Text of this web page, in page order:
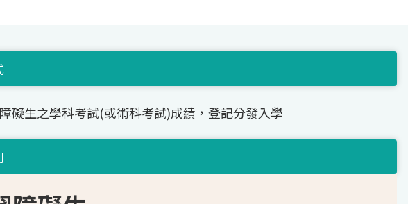
礙生之學科考試(或術科考試)成績，登記分發入學